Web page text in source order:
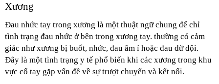
Xương
Đau nhức tay trong xương là một thuật ngữ chung để chỉ
tình trạng đau nhức ở bên trong xương tay. thường có cảm
giác như xương bị buốt, nhức, đau âm ỉ hoặc đau dữ dội.
Đây là một tình trạng y tế phổ biến khi các xương trong khu
vực cổ tay gặp vấn đề về sự trượt chuyển và kết nối.